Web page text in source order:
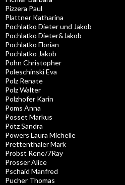
Pizzera Paul
Plattner Katharina
Pochlatko Dieter und Jakob
Pochlatko Dieter&Jakob
Pochlatko Florian
Pochlatko Jakob
Pohn Christopher
Poleschinski Eva
Polz Renate
Polz Walter
Polzhofer Karin
Poms Anna
Posset Markus
Pötz Sandra
Powers Laura Michelle
Prettenthaler Mark
Probst Rene/7Ray
Prosser Alice
Pschaid Manfred
Pucher Thomas